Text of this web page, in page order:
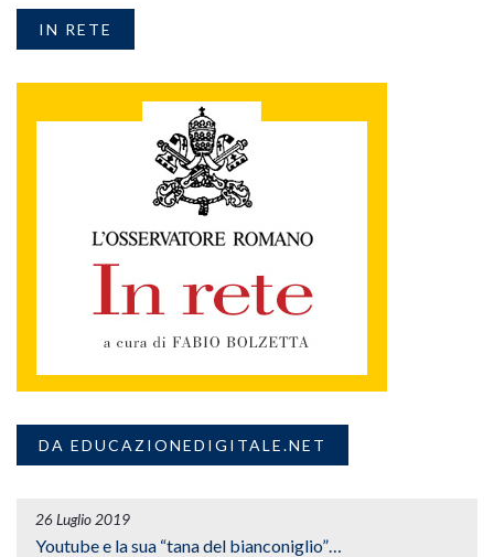
IN RETE
DA EDUCAZIONEDIGITALE.NET
26 Luglio 2019
Youtube e la sua “tana del bianconiglio”…